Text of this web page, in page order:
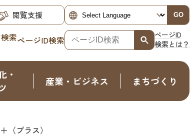
閲覧支援 GO
索ページID検索
ページID
検索とは？
・
産業・ビジネス まちづくり
（プラス）